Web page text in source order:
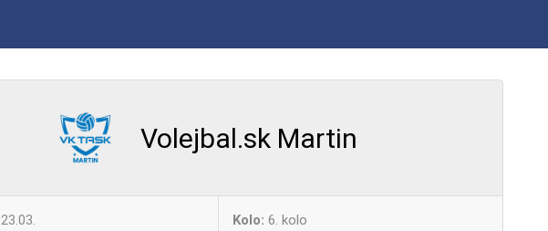
Volejbal.sk Martin
23.03.
Kolo: 6. kolo